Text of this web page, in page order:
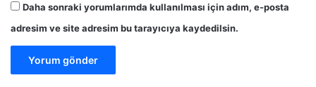
Daha sonraki yorumlarımda kullanılması için adım, e-posta
adresim ve site adresim bu tarayıcıya kaydedilsin.